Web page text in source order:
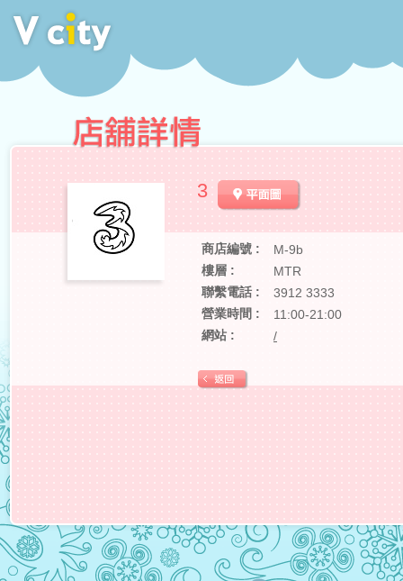
3
商店編號 :
M-9b
樓層 :
MTR
聯繫電話 :
3912 3333
營業時間 :
11:00-21:00
網站 :
/